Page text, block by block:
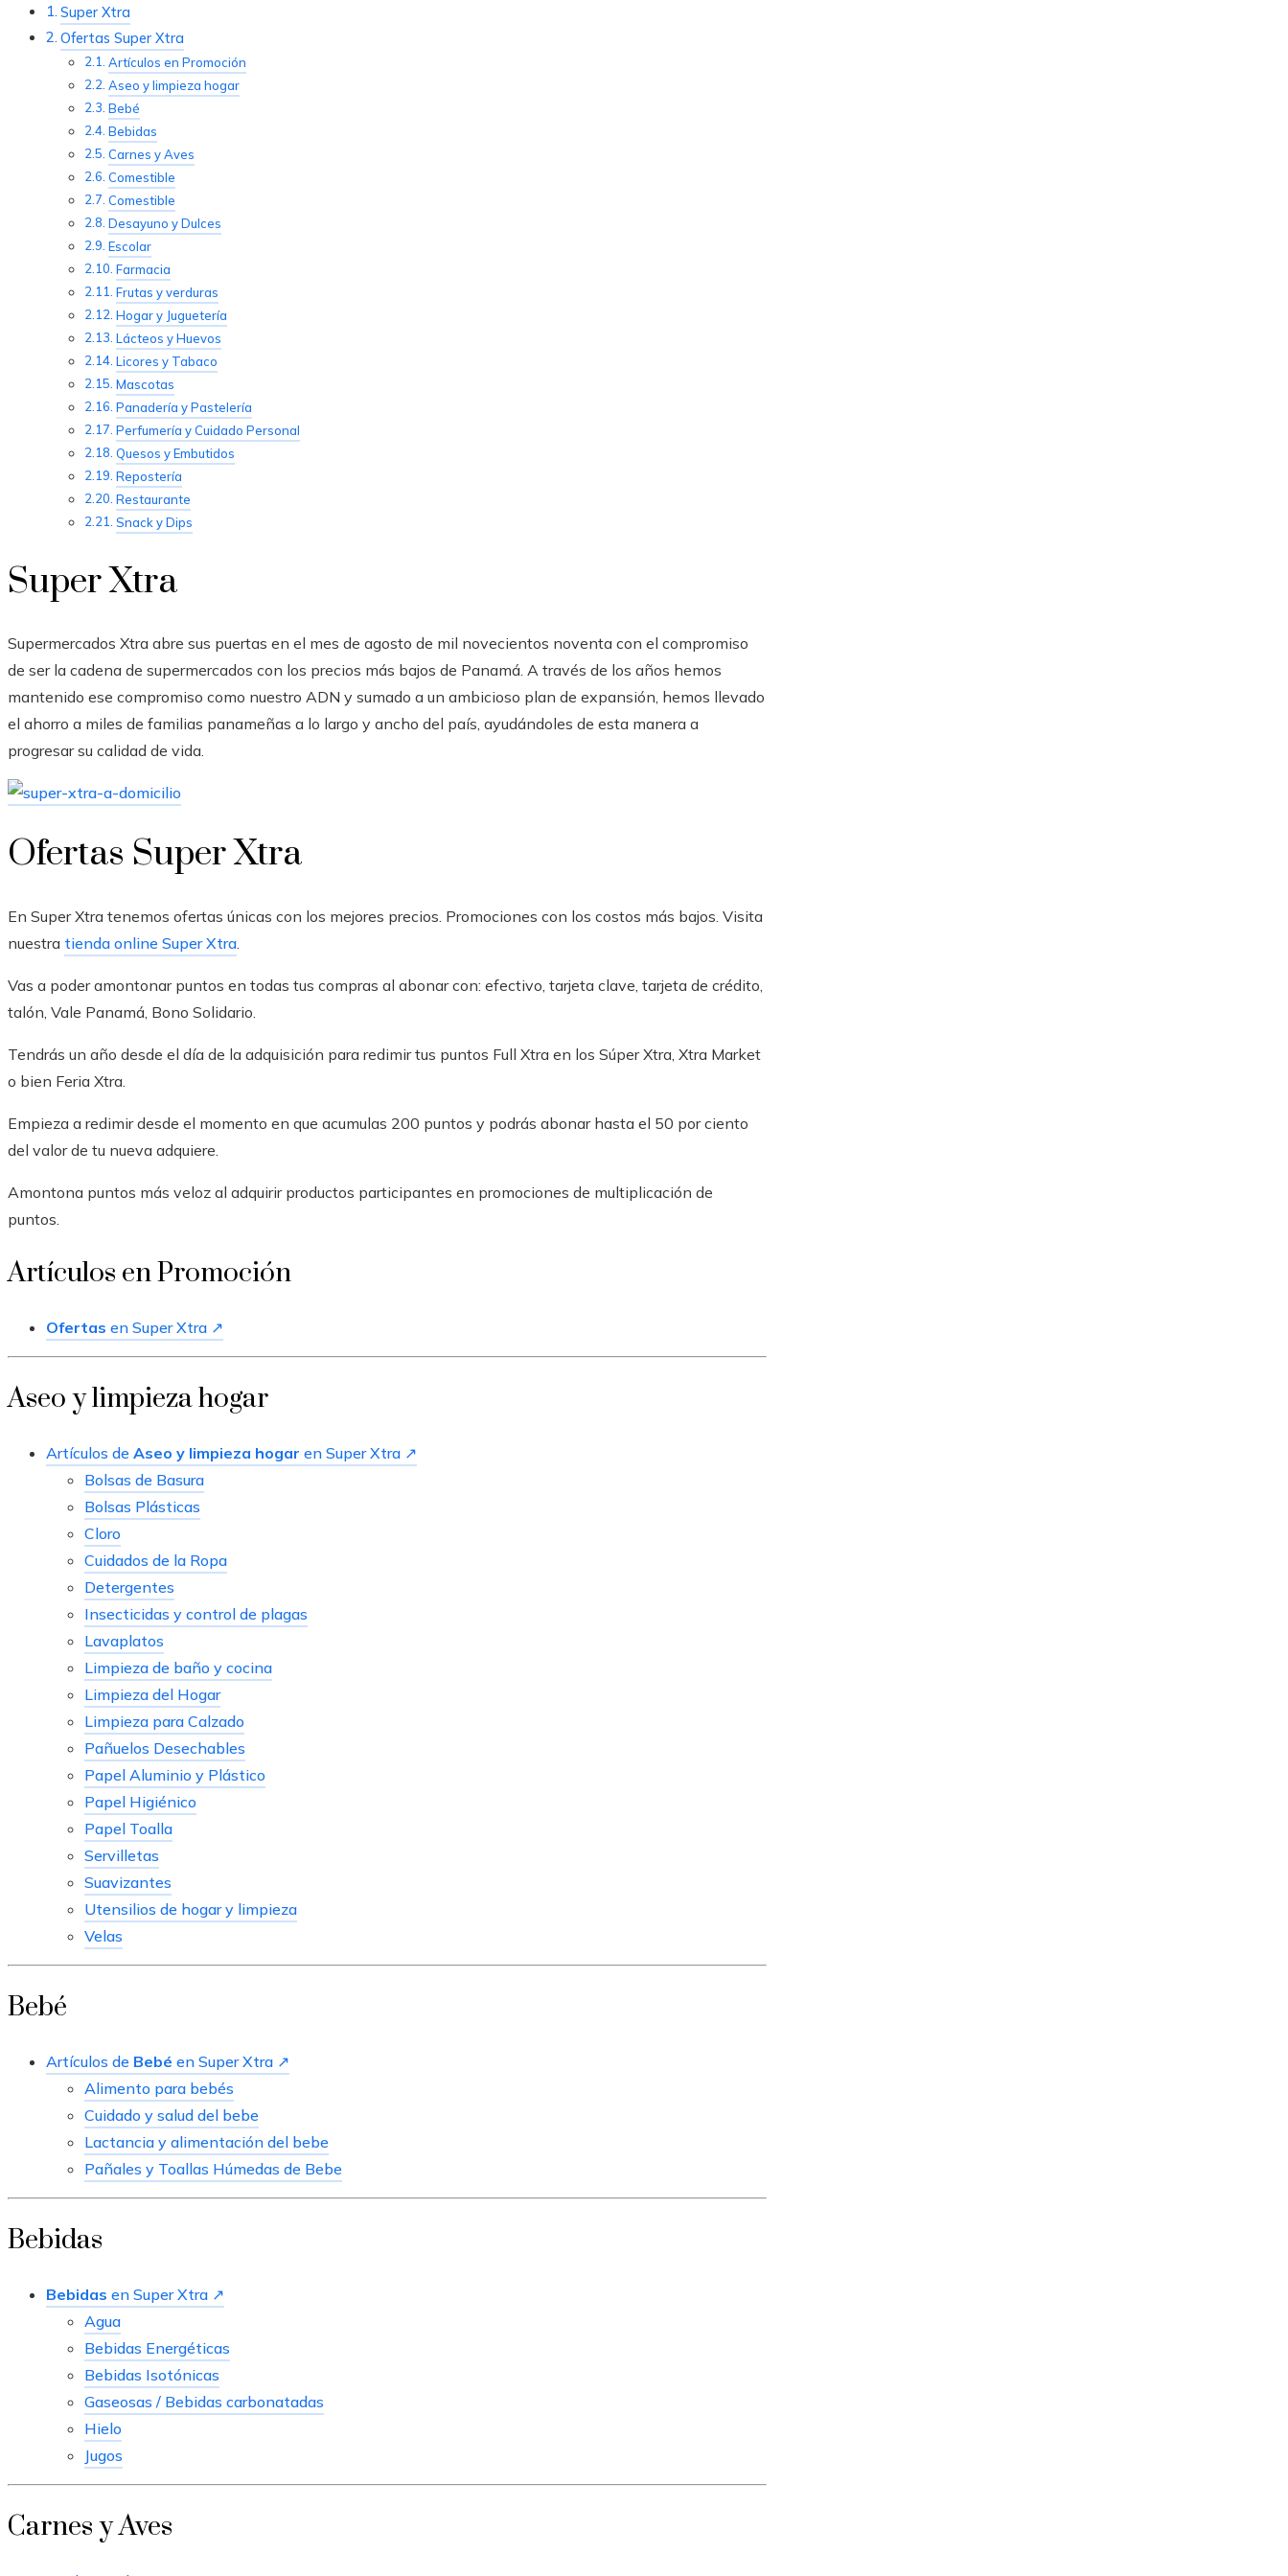
Super Xtra
Ofertas Super Xtra
Artículos en Promoción
Aseo y limpieza hogar
Bebé
Bebidas
Carnes y Aves
Comestible
Comestible
Desayuno y Dulces
Escolar
Farmacia
Frutas y verduras
Hogar y Juguetería
Lácteos y Huevos
Licores y Tabaco
Mascotas
Panadería y Pastelería
Perfumería y Cuidado Personal
Quesos y Embutidos
Repostería
Restaurante
Snack y Dips
Super Xtra
Supermercados Xtra abre sus puertas en el mes de agosto de mil novecientos noventa con el compromiso
de ser la cadena de supermercados con los precios más bajos de Panamá. A través de los años hemos
mantenido ese compromiso como nuestro ADN y sumado a un ambicioso plan de expansión, hemos llevado
el ahorro a miles de familias panameñas a lo largo y ancho del país, ayudándoles de esta manera a
progresar su calidad de vida.
Ofertas Super Xtra
En Super Xtra tenemos ofertas únicas con los mejores precios. Promociones con los costos más bajos. Visita
nuestra tienda online Super Xtra
Vas a poder amontonar puntos en todas tus compras al abonar con: efectivo, tarjeta clave, tarjeta de crédito,
talón, Vale Panamá, Bono Solidario.
Tendrás un año desde el día de la adquisición para redimir tus puntos Full Xtra en los Súper Xtra, Xtra Market
o bien Feria Xtra.
Empieza a redimir desde el momento en que acumulas 200 puntos y podrás abonar hasta el 50 por ciento
del valor de tu nueva adquiere.
Amontona puntos más veloz al adquirir productos participantes en promociones de multiplicación de
puntos.
Artículos en Promoción
Ofertas en Super Xtra ↗
Aseo y limpieza hogar
Artículos de Aseo y limpieza hogar en Super Xtra ↗
Bolsas de Basura
Bolsas Plásticas
Cloro
Cuidados de la Ropa
Detergentes
Insecticidas y control de plagas
Lavaplatos
Limpieza de baño y cocina
Limpieza del Hogar
Limpieza para Calzado
Pañuelos Desechables
Papel Aluminio y Plástico
Papel Higiénico
Papel Toalla
Servilletas
Suavizantes
Utensilios de hogar y limpieza
Velas
Bebé
Artículos de Bebé en Super Xtra ↗
Alimento para bebés
Cuidado y salud del bebe
Lactancia y alimentación del bebe
Pañales y Toallas Húmedas de Bebe
Bebidas
Bebidas en Super Xtra ↗
Agua
Bebidas Energéticas
Bebidas Isotónicas
Gaseosas / Bebidas carbonatadas
Hielo
Jugos
Carnes y Aves